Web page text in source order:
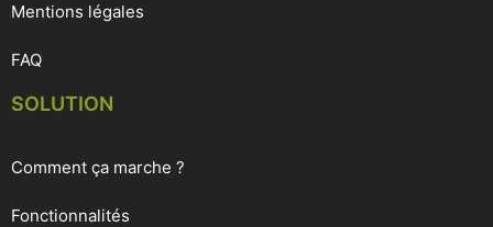
Mentions légales
FAQ
SOLUTION
Comment ça marche ?
Fonctionnalités